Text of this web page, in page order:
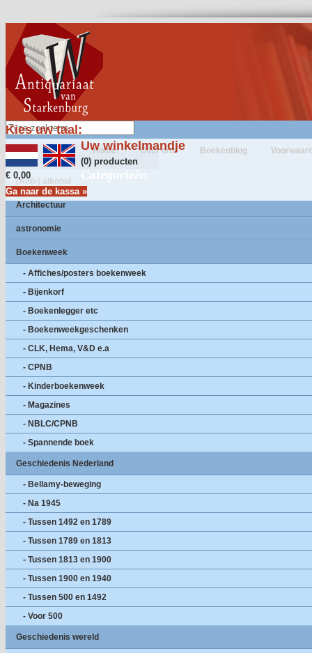
Kies uw taal:
Uw winkelmandje
(0) producten
€ 0,00
Ga naar de kassa »
Home Over ons Boekenblog
Categorieën
(Anti-) alkohol
Architectuur
astronomie
Boekenweek
- Affiches/posters boekenweek
- Bijenkorf
- Boekenlegger etc
- Boekenweekgeschenken
- CLK, Hema, V&D e.a
- CPNB
- Kinderboekenweek
- Magazines
- NBLC/CPNB
- Spannende boek
Geschiedenis Nederland
- Bellamy-beweging
- Na 1945
- Tussen 1492 en 1789
- Tussen 1789 en 1813
- Tussen 1813 en 1900
- Tussen 1900 en 1940
- Tussen 500 en 1492
- Voor 500
Geschiedenis wereld